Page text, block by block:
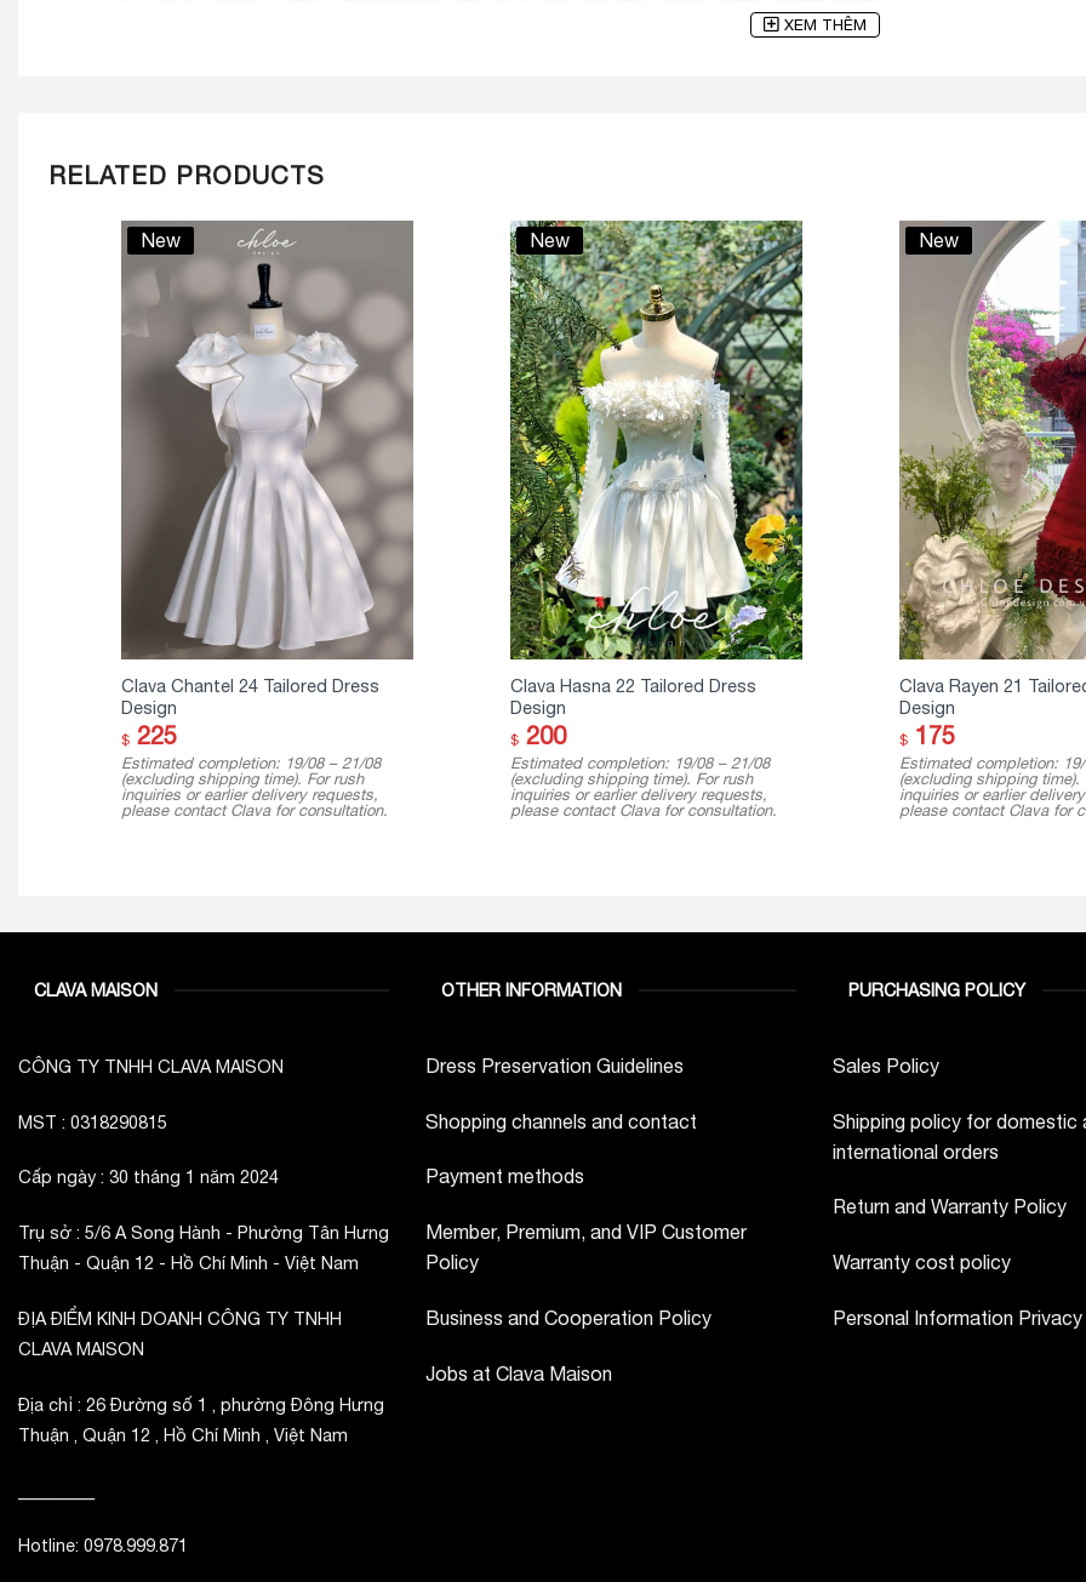
XEM THÊM
RELATED PRODUCTS
New
Clava Chantel 24 Tailored Dress
Design
$225
Estimated completion: 19/08 – 21/08
(excluding shipping time). For rush
inquiries or earlier delivery requests,
please contact Clava for consultation.
New
Clava Hasna 22 Tailored Dress
Design
$200
Estimated completion: 19/08 – 21/08
(excluding shipping time). For rush
inquiries or earlier delivery requests,
please contact Clava for consultation.
New
Clava Rayen 21
Design
$175
Estimated completion:
(excluding shipping time).
inquiries or earlier
please contact Clava for
CLAVA MAISON
CÔNG TY TNHH CLAVA MAISON
MST : 0318290815
Cấp ngày : 30 tháng 1 năm 2024
Trụ sở : 5/6 A Song Hành - Phường Tân Hưng
Thuận - Quận 12 - Hồ Chí Minh - Việt Nam
ĐỊA ĐIỂM KINH DOANH CÔNG TY TNHH
CLAVA MAISON
Địa chỉ : 26 Đường số 1 , phường Đông Hưng
Thuận , Quận 12 , Hồ Chí Minh , Việt Nam
Hotline: 0978.999.871
OTHER INFORMATION
Dress Preservation Guidelines
Shopping channels and contact
Payment methods
Member, Premium, and VIP Customer
Policy
Business and Cooperation Policy
Jobs at Clava Maison
PURCHASING POLICY
Sales Policy
Shipping policy for domestic
international orders
Return and Warranty Policy
Warranty cost policy
Personal Information